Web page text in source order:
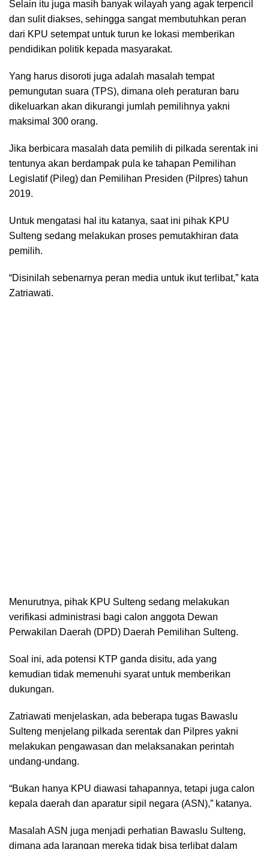
Selain itu juga masih banyak wilayah yang agak terpencil
dan sulit diakses, sehingga sangat membutuhkan peran
dari KPU setempat untuk turun ke lokasi memberikan
pendidikan politik kepada masyarakat.
Yang harus disoroti juga adalah masalah tempat
pemungutan suara (TPS), dimana oleh peraturan baru
dikeluarkan akan dikurangi jumlah pemilihnya yakni
maksimal 300 orang.
Jika berbicara masalah data pemilih di pilkada serentak ini
tentunya akan berdampak pula ke tahapan Pemilihan
Legislatif (Pileg) dan Pemilihan Presiden (Pilpres) tahun
2019.
Untuk mengatasi hal itu katanya, saat ini pihak KPU
Sulteng sedang melakukan proses pemutakhiran data
pemilih.
“Disinilah sebenarnya peran media untuk ikut terlibat,” kata
Zatriawati.
Menurutnya, pihak KPU Sulteng sedang melakukan
verifikasi administrasi bagi calon anggota Dewan
Perwakilan Daerah (DPD) Daerah Pemilihan Sulteng.
Soal ini, ada potensi KTP ganda disitu, ada yang
kemudian tidak memenuhi syarat untuk memberikan
dukungan.
Zatriawati menjelaskan, ada beberapa tugas Bawaslu
Sulteng menjelang pilkada serentak dan Pilpres yakni
melakukan pengawasan dan melaksanakan perintah
undang-undang.
“Bukan hanya KPU diawasi tahapannya, tetapi juga calon
kepala daerah dan aparatur sipil negara (ASN),” katanya.
Masalah ASN juga menjadi perhatian Bawaslu Sulteng,
dimana ada larangan mereka tidak bisa terlibat dalam